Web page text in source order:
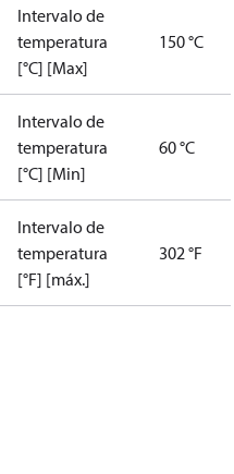
Intervalo de
temperatura
[°C] [Max]
150 °C
Intervalo de
temperatura
[°C] [Min]
60 °C
Intervalo de
temperatura
[°F] [máx.]
302 °F